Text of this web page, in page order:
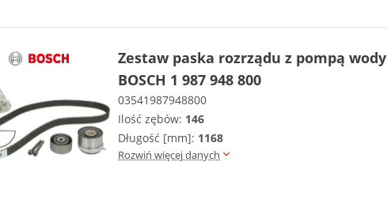
Zestaw paska rozrządu z pompą wody
BOSCH 1 987 948 800
03541987948800
Ilość zębów: 146
Długość [mm]: 1168
Rozwiń więcej danych